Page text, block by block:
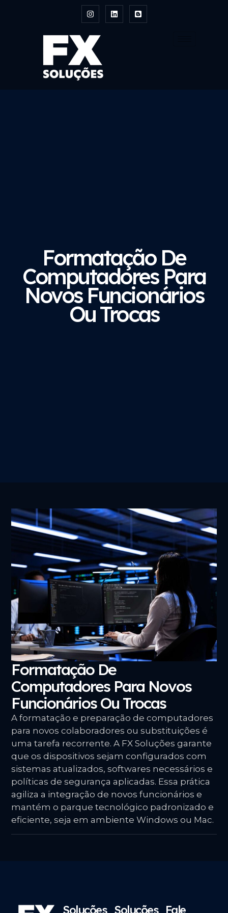
Formatação De
Computadores Para
Novos Funcionários
Ou Trocas
Formatação De
Computadores Para Novos
Funcionários Ou Trocas
A formatação e preparação de computadores
para novos colaboradores ou substituições é
uma tarefa recorrente. A FX Soluções garante
que os dispositivos sejam configurados com
sistemas atualizados, softwares necessários e
políticas de segurança aplicadas. Essa prática
agiliza a integração de novos funcionários e
mantém o parque tecnológico padronizado e
eficiente, seja em ambiente Windows ou Mac.
Soluções Soluções Fale